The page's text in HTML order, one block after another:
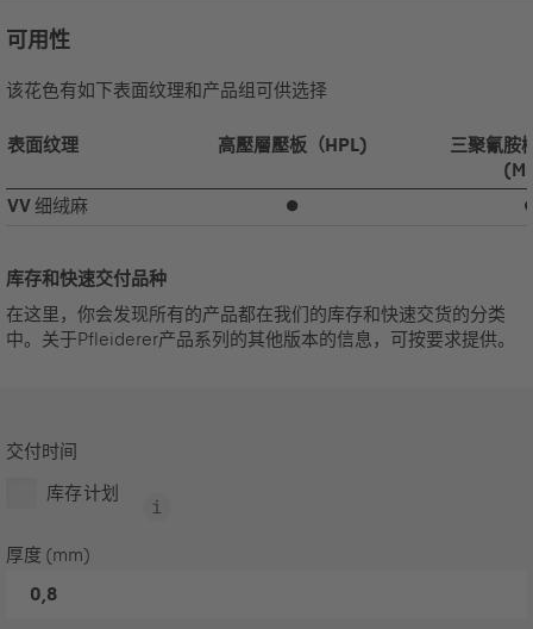
可用性
该花色有如下表面纹理和产品组可供选择
表面纹理 高壓層壓板（HPL)
三聚氰胺
VV 细绒麻 ⏺
库存和快速交付品种
在这里，你会发现所有的产品都在我们的库存和快速交货的分类
中。关于Pfleiderer产品系列的其他版本的信息，可按要求提供。
交付时间
库存计划
厚度 (mm)
0,8